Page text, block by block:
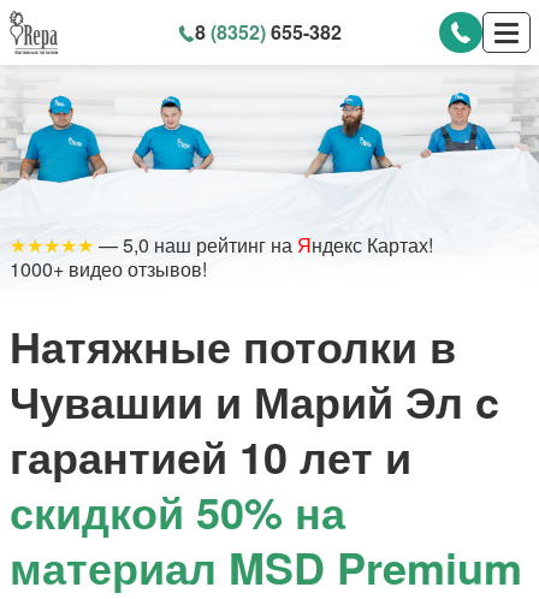
8(8352)655-382
★★★★★ — 5,0 наш рейтинг на Яндекс Картах!
1000+ видео отзывов!
Натяжные потолки в
Чувашии и Марий Эл c
гарантией 10 лет и
скидкой 50% на
материал MSD Premium